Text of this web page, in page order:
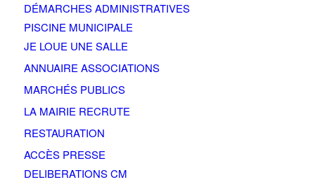
DÉMARCHES ADMINISTRATIVES
PISCINE MUNICIPALE
JE LOUE UNE SALLE
ANNUAIRE ASSOCIATIONS
MARCHÉS PUBLICS
LA MAIRIE RECRUTE
RESTAURATION
ACCÈS PRESSE
DELIBERATIONS CM